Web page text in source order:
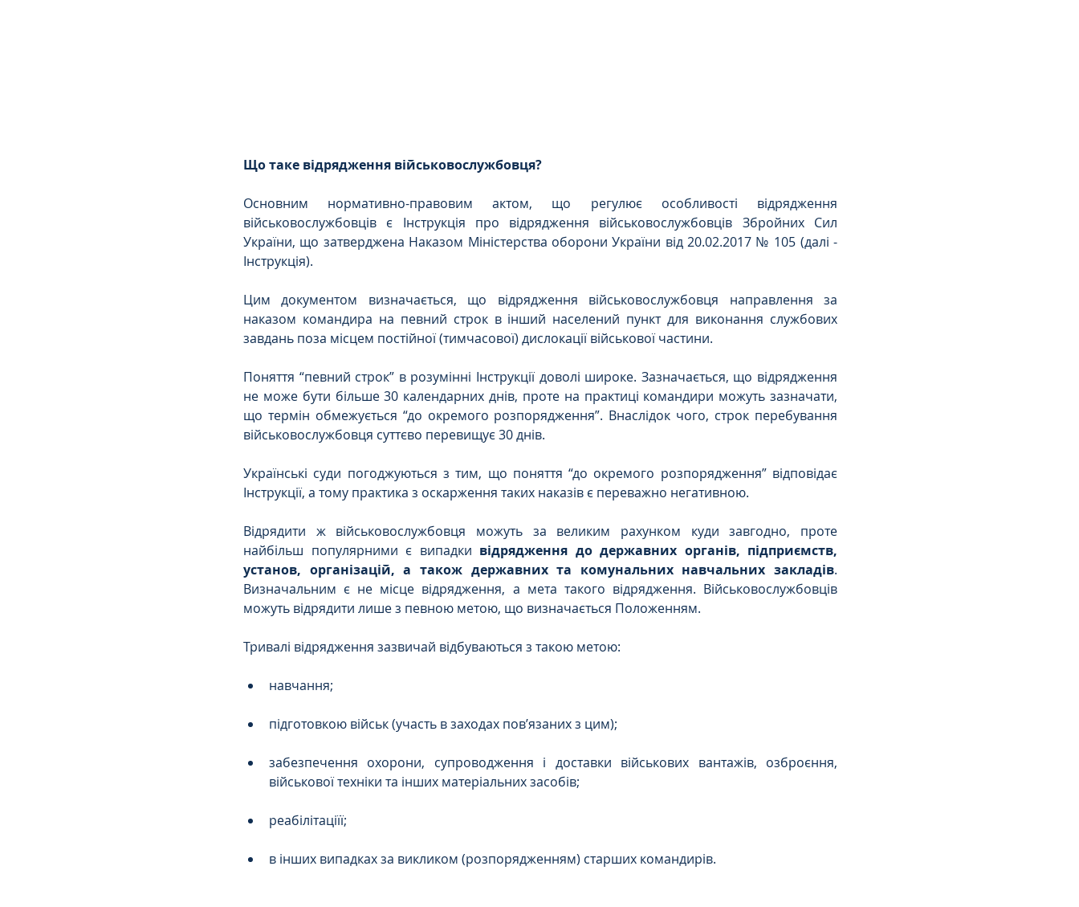
Що таке відрядження військовослужбовця?
Основним нормативно-правовим актом, що регулює особливості відрядження
військовослужбовців є Інструкція про відрядження військовослужбовців Збройних Сил
України, що затверджена Наказом Міністерства оборони України від 20.02.2017 № 105 (далі -
Інструкція).
Цим документом визначається, що відрядження військовослужбовця направлення за
наказом командира на певний строк в інший населений пункт для виконання службових
завдань поза місцем постійної (тимчасової) дислокації військової частини.
Поняття “певний строк” в розумінні Інструкції доволі широке. Зазначається, що відрядження
не може бути більше 30 календарних днів, проте на практиці командири можуть зазначати,
що термін обмежується “до окремого розпорядження”. Внаслідок чого, строк перебування
військовослужбовця суттєво перевищує 30 днів.
Українські суди погоджуються з тим, що поняття “до окремого розпорядження” відповідає
Інструкції, а тому практика з оскарження таких наказів є переважно негативною.
Відрядити ж військовослужбовця можуть за великим рахунком куди завгодно, проте
найбільш популярними є випадки відрядження до державних органів, підприємств,
установ, організацій, а також державних та комунальних навчальних закладів.
Визначальним є не місце відрядження, а мета такого відрядження. Військовослужбовців
можуть відрядити лише з певною метою, що визначається Положенням.
Тривалі відрядження зазвичай відбуваються з такою метою:
навчання;
підготовкою військ (участь в заходах пов’язаних з цим);
забезпечення охорони, супроводження і доставки військових вантажів, озброєння,
військової техніки та інших матеріальних засобів;
реабілітаціїї;
в інших випадках за викликом (розпорядженням) старших командирів.